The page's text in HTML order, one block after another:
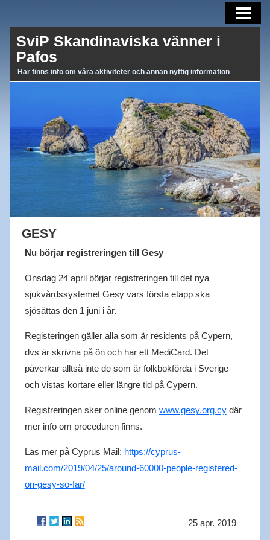
AKTIVITETER
OM OSS
LÄNKAR
SviP Skandinaviska vänner i
Pafos
Här finns info om våra aktiviteter och annan nyttig information
GESY
Nu börjar registreringen till Gesy
Onsdag 24 april börjar registreringen till det nya
sjukvårdssystemet Gesy vars första etapp ska
sjösättas den 1 juni i år.
Registeringen gäller alla som är residents på Cypern,
dvs är skrivna på ön och har ett MediCard. Det
påverkar alltså inte de som är folkbokförda i Sverige
och vistas kortare eller längre tid på Cypern.
Registreringen sker online genom www.gesy.org.cydär
mer info om proceduren finns.
Läs mer på Cyprus Mail: https://cyprus-
mail.com/2019/04/25/around-60000-people-registered-
on-gesy-so-far/
25 apr. 2019